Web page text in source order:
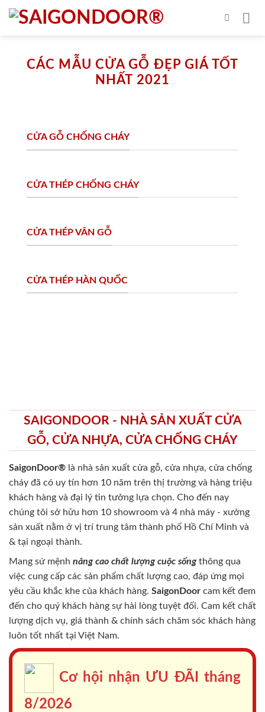
Skip
CÁC MẪU CỬA GỖ ĐẸP GIÁ TỐT
NHẤT 2021
CỬA GỖ CHỐNG CHÁY
CỬA THÉP CHỐNG CHÁY
CỬA THÉP VÂN GỖ
CỬA THÉP HÀN QUỐC
SAIGONDOOR - NHÀ SẢN XUẤT CỬA
GỖ, CỬA NHỰA, CỬA CHỐNG CHÁY
SaigonDoor® là nhà sản xuất cửa gỗ, cửa nhựa, cửa chống
cháy đã có uy tín hơn 10 năm trên thị trường và hàng triệu
khách hàng và đại lý tin tưởng lựa chọn. Cho đến nay
chúng tôi sở hữu hơn 10 showroom và 4 nhà máy - xưởng
sản xuất nằm ở vị trí trung tâm thành phố Hồ Chí Minh và
& tại ngoại thành.
Mang sứ mệnh nâng cao chất lượng cuộc sốngthông qua
việc cung cấp các sản phẩm chất lượng cao, đáp ứng mọi
yêu cầu khắc khe của khách hàng. SaigonDoor cam kết đem
đến cho quý khách hàng sự hài lòng tuyệt đối. Cam kết chất
lượng dịch vụ, giá thành & chính sách chăm sóc khách hàng
luôn tốt nhất tại Việt Nam.
Cơ hội nhận ƯU ĐÃI tháng
8/2026